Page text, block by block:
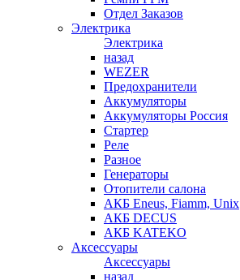
Отдел Заказов
Электрика
Электрика
назад
WEZER
Предохранители
Аккумуляторы
Аккумуляторы Россия
Стартер
Реле
Разное
Генераторы
Отопители салона
АКБ Eneus, Fiamm, Unix
АКБ DECUS
АКБ KATEKO
Аксессуары
Аксессуары
назад